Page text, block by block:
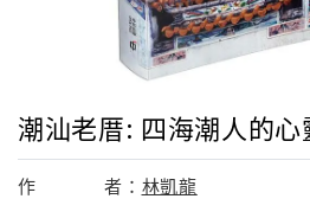
潮汕老厝: 四海潮人的心
作 者： 林凱龍